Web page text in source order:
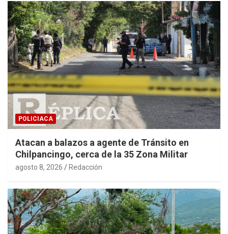
POLICIACA
Atacan a balazos a agente de Tránsito en
Chilpancingo, cerca de la 35 Zona Militar
agosto 8, 2026 Redacción